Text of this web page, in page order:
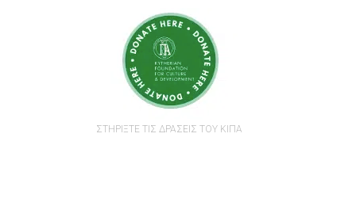
ΣΤΗΡΙΞΤΕ ΤΙΣ ΔΡΑΣΕΙΣ ΤΟΥ ΚΙΠΑ